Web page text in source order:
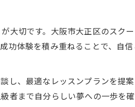
切です。大阪市大正区のスクー
功体験を積み重ねることで、自
し、最適なレッスンプランを提
者まで自分らしい夢への一歩を